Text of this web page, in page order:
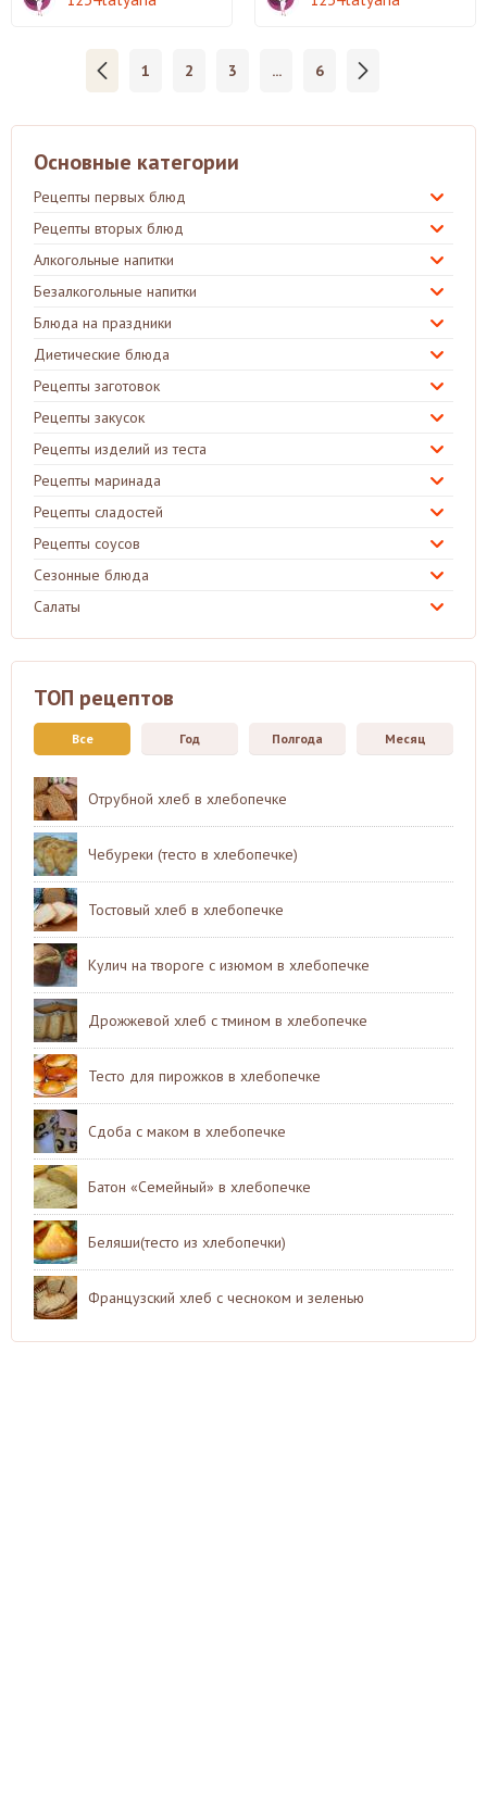
1 2 3 ... 6
Основные категории
Рецепты первых блюд
Рецепты вторых блюд
Алкогольные напитки
Безалкогольные напитки
Блюда на праздники
Диетические блюда
Рецепты заготовок
Рецепты закусок
Рецепты изделий из теста
Рецепты маринада
Рецепты сладостей
Рецепты соусов
Сезонные блюда
Салаты
ТОП рецептов
Все Год Полгода Месяц
Отрубной хлеб в хлебопечке
Чебуреки (тесто в хлебопечке)
Тостовый хлеб в хлебопечке
Кулич на твороге с изюмом в хлебопечке
Дрожжевой хлеб с тмином в хлебопечке
Тесто для пирожков в хлебопечке
Сдоба с маком в хлебопечке
Батон «Семейный» в хлебопечке
Беляши(тесто из хлебопечки)
Французский хлеб с чесноком и зеленью